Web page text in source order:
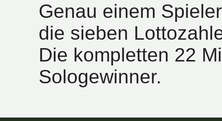
Genau einem
die sieben
Die kompletten 22
Sologewinner.